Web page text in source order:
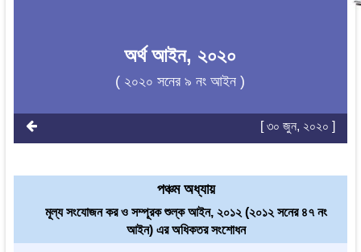
অর্থ আইন, ২০২০
( ২০২০ সনের ৯ নং আইন )
[ ৩০ জুন, ২০২০ ]
পঞ্চম অধ্যায়
মূল্য সংযোজন কর ও সম্পূরক শুল্ক আইন, ২০১২ (২০১২ সনের ৪৭ নং
আইন) এর অধিকতর সংশোধন